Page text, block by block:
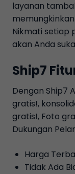
layanan
Nikmati setiap
akan Anda
Ship7
Dengan Ship7
gratis!,
gratis!, Foto
Dukungan
Harga
Tidak Ada